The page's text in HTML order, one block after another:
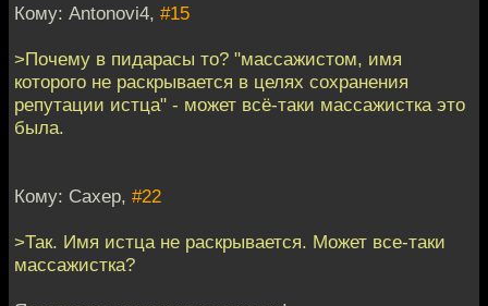
Кому: Antonovi4, #15
>Почему в пидарасы то? "массажистом, имя
которого не раскрывается в целях сохранения
репутации истца" - может всё-таки массажистка это
была.
Кому: Caxep, #22
>Так. Имя истца не раскрывается. Может все-таки
массажистка?